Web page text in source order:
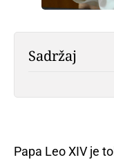
Sadržaj
Papa Leo XIV je